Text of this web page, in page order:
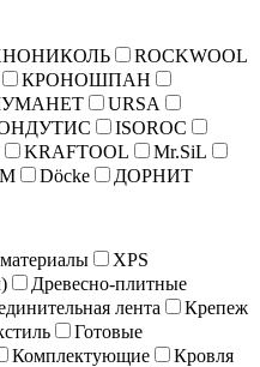
ROCKWOOL
КРОНОШПАН
URSA
ISOROC
KRAFTOOL
Mr.SiL
Döcke
ДОРНИТ
XPS
Древесно-плитные
лента
Крепеж
Готовые
Комплектующие
Кровля